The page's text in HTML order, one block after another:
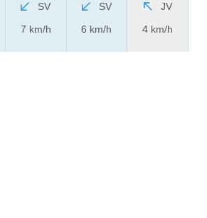
SV
7 km/h
SV
6 km/h
JV
4 km/h